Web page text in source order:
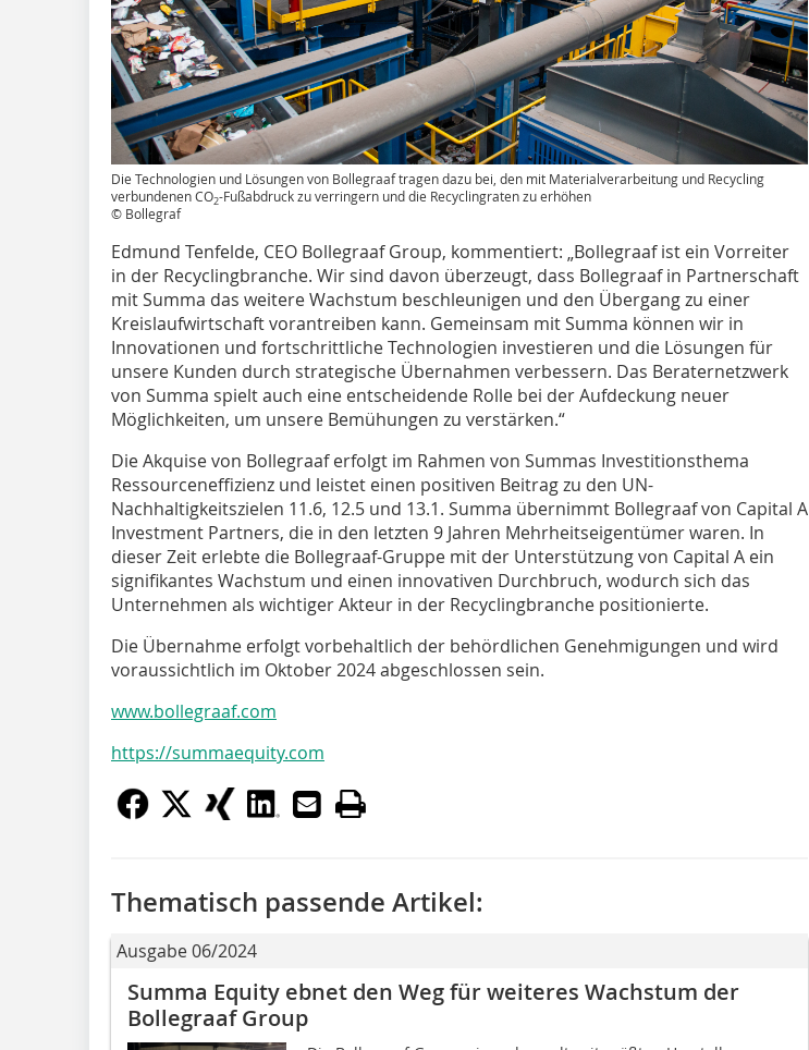
Die Technologien und Lösungen von Bollegraaf tragen dazu bei, den mit Materialverarbeitung und Recycling
verbundenen CO2-Fußabdruck zu verringern und die Recyclingraten zu erhöhen
© Bollegraf
Edmund Tenfelde, CEO Bollegraaf Group, kommentiert: „Bollegraaf ist ein Vorreiter
in der Recyclingbranche. Wir sind davon überzeugt, dass Bollegraaf in Partnerschaft
mit Summa das weitere Wachstum beschleunigen und den Übergang zu einer
Kreislaufwirtschaft vorantreiben kann. Gemeinsam mit Summa können wir in
Innovationen und fortschrittliche Technologien investieren und die Lösungen für
unsere Kunden durch strategische Übernahmen verbessern. Das Beraternetzwerk
von Summa spielt auch eine entscheidende Rolle bei der Aufdeckung neuer
Möglichkeiten, um unsere Bemühungen zu verstärken.“
Die Akquise von Bollegraaf erfolgt im Rahmen von Summas Investitionsthema
Ressourceneffizienz und leistet einen positiven Beitrag zu den UN-
Nachhaltigkeitszielen 11.6, 12.5 und 13.1. Summa übernimmt Bollegraaf von Capital A
Investment Partners, die in den letzten 9 Jahren Mehrheitseigentümer waren. In
dieser Zeit erlebte die Bollegraaf-Gruppe mit der Unterstützung von Capital A ein
signifikantes Wachstum und einen innovativen Durchbruch, wodurch sich das
Unternehmen als wichtiger Akteur in der Recyclingbranche positionierte.
Die Übernahme erfolgt vorbehaltlich der behördlichen Genehmigungen und wird
voraussichtlich im Oktober 2024 abgeschlossen sein.
www.bollegraaf.com
https://summaequity.com
Thematisch passende Artikel:
Ausgabe 06/2024
Summa Equity ebnet den Weg für weiteres Wachstum der
Bollegraaf Group